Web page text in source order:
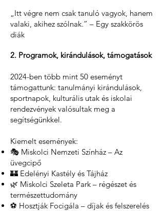
„Itt végre nem csak tanuló vagyok, hanem
valaki, akihez szólnak.” – Egy szakkörös
diák
2. Programok, kirándulások, támogatások
2024-ben több mint 50 eseményt
támogattunk: tanulmányi kirándulások,
sportnapok, kulturális utak és iskolai
rendezvények valósultak meg a
segítségünkkel.
Kiemelt események:
🎭 Miskolci Nemzeti Színház – Az
üvegcipő
🏰 Edelényi Kastély és Tájház
🌿 Miskolci Szeleta Park – régészet és
természettudomány
⚽ Hosztják Focigála – díjak és felszerelés